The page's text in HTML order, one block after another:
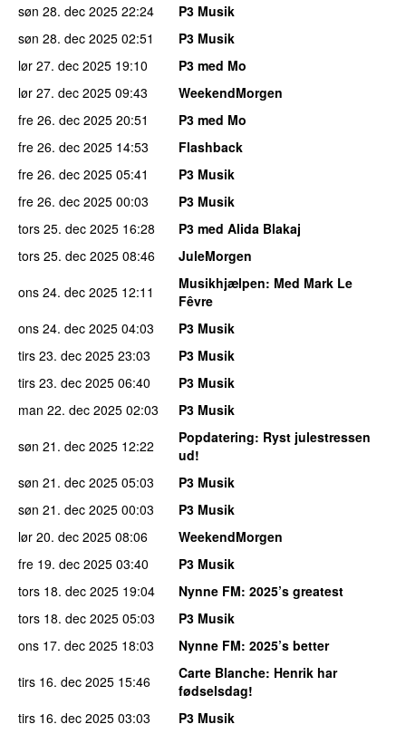
søn 28. dec 2025 22:24
P3 Musik
søn 28. dec 2025 02:51
P3 Musik
lør 27. dec 2025 19:10
P3 med Mo
lør 27. dec 2025 09:43
WeekendMorgen
fre 26. dec 2025 20:51
P3 med Mo
fre 26. dec 2025 14:53
Flashback
fre 26. dec 2025 05:41
P3 Musik
fre 26. dec 2025 00:03
P3 Musik
tors 25. dec 2025 16:28
P3 med Alida Blakaj
tors 25. dec 2025 08:46
JuleMorgen
ons 24. dec 2025 12:11 Musikhjælpen: Med Mark Le
Fêvre
ons 24. dec 2025 04:03
P3 Musik
tirs 23. dec 2025 23:03
P3 Musik
tirs 23. dec 2025 06:40
P3 Musik
man 22. dec 2025 02:03
P3 Musik
søn 21. dec 2025 12:22 Popdatering: Ryst julestressen
ud!
søn 21. dec 2025 05:03
P3 Musik
søn 21. dec 2025 00:03
P3 Musik
lør 20. dec 2025 08:06
WeekendMorgen
fre 19. dec 2025 03:40
P3 Musik
tors 18. dec 2025 19:04 Nynne FM: 2025’s greatest
tors 18. dec 2025 05:03
P3 Musik
ons 17. dec 2025 18:03 Nynne FM: 2025’s better
tirs 16. dec 2025 15:46 Carte Blanche: Henrik har
fødselsdag!
tirs 16. dec 2025 03:03
P3 Musik